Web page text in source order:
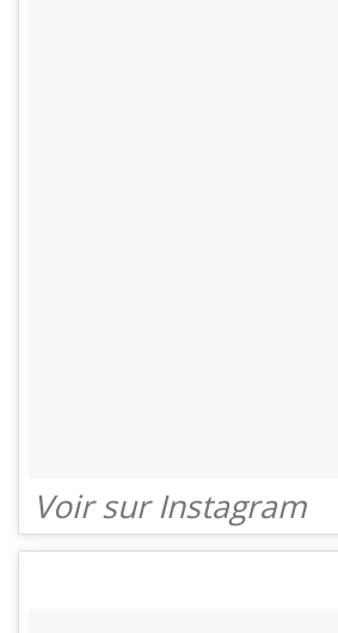
Voir sur Instagram